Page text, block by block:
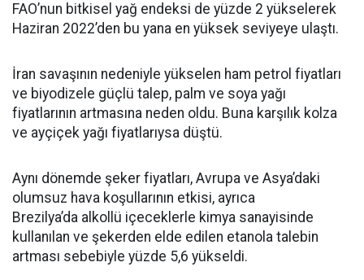
FAO’nun bitkisel yağ endeksi de yüzde 2 yükselerek
Haziran 2022’den bu yana en yüksek seviyeye ulaştı.
İran savaşının nedeniyle yükselen ham petrol fiyatları
ve biyodizele güçlü talep, palm ve soya yağı
fiyatlarının artmasına neden oldu. Buna karşılık kolza
ve ayçiçek yağı fiyatlarıysa düştü.
Aynı dönemde şeker fiyatları, Avrupa ve Asya’daki
olumsuz hava koşullarının etkisi, ayrıca
Brezilya’da alkollü içeceklerle kimya sanayisinde
kullanılan ve şekerden elde edilen etanola talebin
artması sebebiyle yüzde 5,6 yükseldi.